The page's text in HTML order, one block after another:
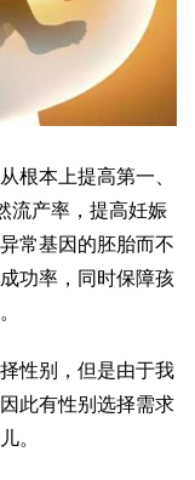
根本上提高第一、
流产率，提高妊娠
常基因的胚胎而不
功率，同时保障孩
性别，但是由于我
此有性别选择需求
。